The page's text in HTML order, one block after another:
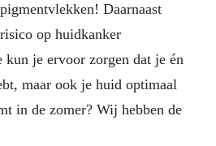
Daarnaast
op huidkanker
kun je ervoor zorgen dat je én
maar ook je huid optimaal
in de zomer? Wij hebben de